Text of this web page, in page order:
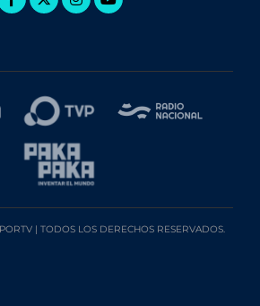
| TODOS LOS DERECHOS RESERVADOS.